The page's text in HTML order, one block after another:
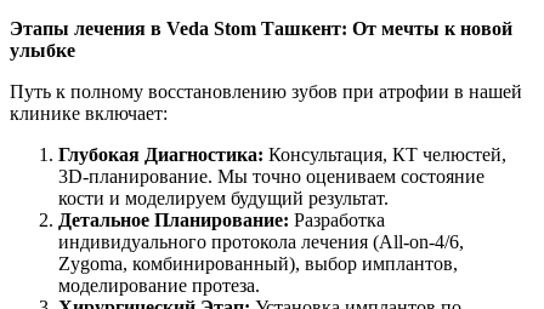
Этапы лечения в Veda Stom Ташкент: От мечты к новой
улыбке
Путь к полному восстановлению зубов при атрофии в нашей
клинике включает:
Глубокая Диагностика: Консультация, КТ челюстей,
3D-планирование. Мы точно оцениваем состояние
кости и моделируем будущий результат.
Детальное Планирование: Разработка
индивидуального протокола лечения (All-on-4/6,
Zygoma, комбинированный), выбор имплантов,
моделирование протеза.